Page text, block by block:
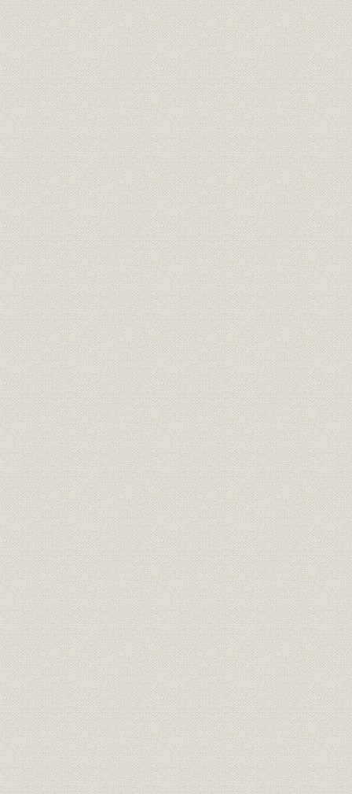
第3節 専門研究機関の活動
資料編
日本経済新聞社機構図
歴代役員
120年史以降に選任された本社役員
職制別異動記録
本支社・内外支局、海外提携機関
主要連載
連載小説
私の履歴書
データベース構築年表
製作近代化年表
新聞印刷工場 建屋・生産設備一覧
業総務関連システム開発年表
最近10年間の主な出版物
最近10年間の主要催事
国際交流会議「アジアの未来」
日経フォーラム「世界経営者会議」
社内表彰と社外からの主な受賞
対外表彰
グループ小史
年表
索引
編集委員会